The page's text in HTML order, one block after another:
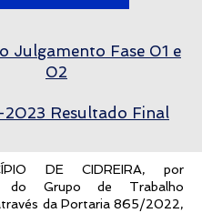
Julgamento Fase 01 e
02
Resultado Final
DE CIDREIRA, por
do Grupo de Trabalho
da Portaria 865/2022,